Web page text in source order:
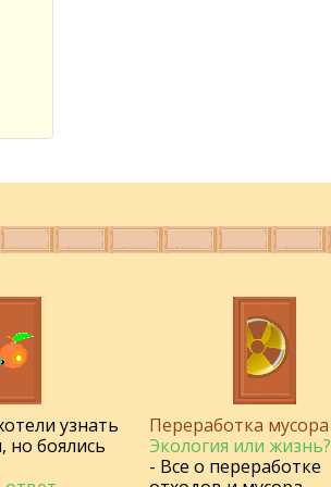
узнать
но боялись
Переработка мусора
Экология или жизнь?
- Все о переработке